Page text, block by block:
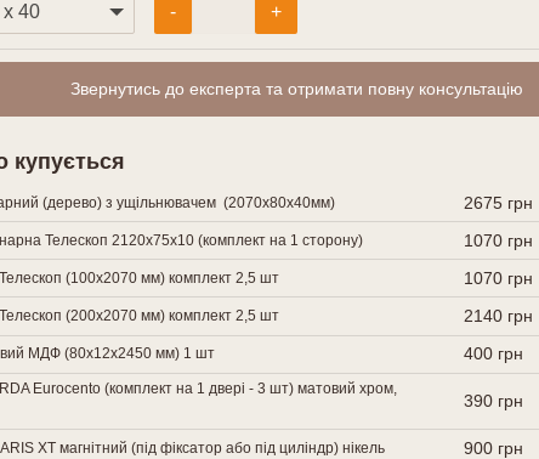
- +
Звернутись до експерта та отримати повну консультацію
купується
(дерево) з ущільнювачем (2070х80х40мм) 2675 грн
Телескоп 2120х75х10 (комплект на 1 сторону) 1070 грн
(100х2070 мм) комплект 2,5 шт 1070 грн
(200х2070 мм) комплект 2,5 шт 2140 грн
МДФ (80х12х2450 мм) 1 шт 400 грн
RDA Eurocento (комплект на 1 двері - 3 шт) матовий хром,
390 грн
XT магнітний (під фіксатор або під циліндр) нікель 900 грн